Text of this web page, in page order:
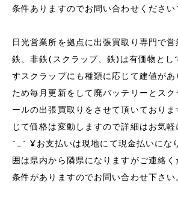
条件ありますのでお問い合わせください
日光営業所を拠点に出張買取り専門で営
鉄、非鉄(スクラップ、鉄)は有価物とし
すスクラップにも種類に応じて建値があ
ため毎月更新をして廃バッテリーとスク
ールの出張買取りをさせて頂いており
じて価格は変動しますので詳細はお気
^_^ ¥お支払いは現地にて現金払いにな
囲は県内から隣県になりますがご連絡
条件がありますのでお問い合わせ下さい